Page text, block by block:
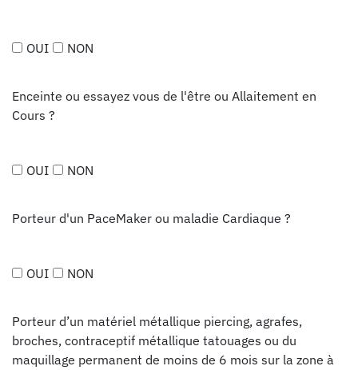
OUI NON
Enceinte ou essayez vous de l'être ou Allaitement en
Cours ?
OUI NON
Porteur d'un PaceMaker ou maladie Cardiaque ?
OUI NON
Porteur d’un matériel métallique piercing, agrafes,
broches, contraceptif métallique tatouages ou du
maquillage permanent de moins de 6 mois sur la zone à